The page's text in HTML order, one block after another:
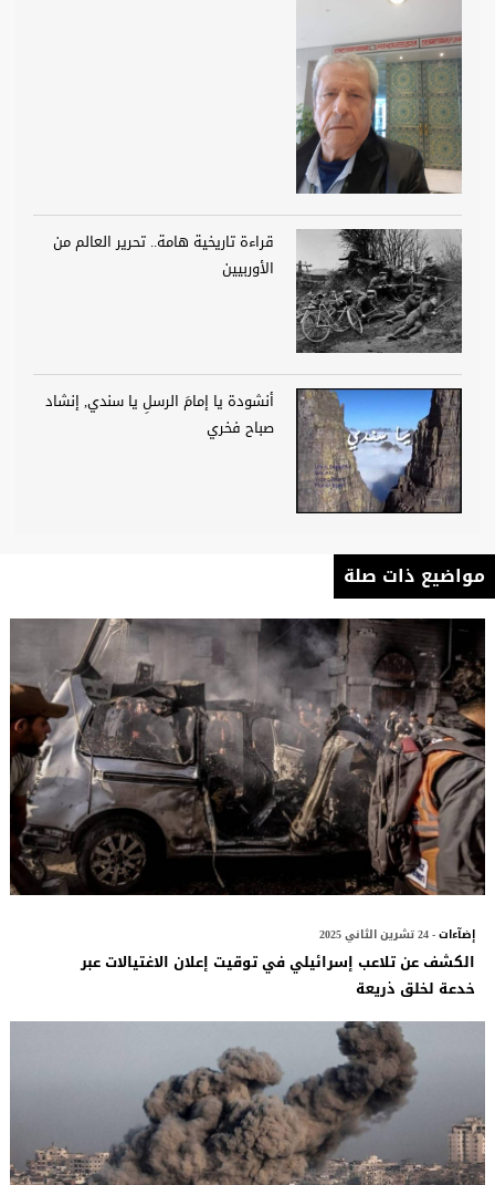
قراءة تاريخية هامة.. تحرير العالم من
الأوربيين
أنشودة يا إمامَ الرسلِ يا سندي, إنشاد
صباح فخري
مواضيع ذات صلة
إضآءات- 24 تشرين الثاني 2025
الكشف عن تلاعب إسرائيلي في توقيت إعلان الاغتيالات عبر
خدعة لخلق ذريعة